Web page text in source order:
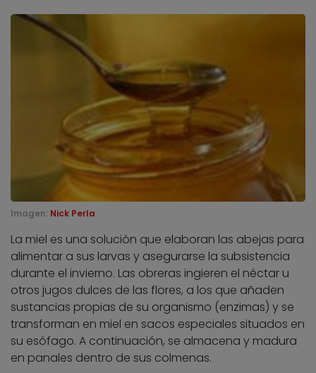
Imagen: Nick Perla
La miel es una solución que elaboran las abejas para
alimentar a sus larvas y asegurarse la subsistencia
durante el invierno. Las obreras ingieren el néctar u
otros jugos dulces de las flores, a los que añaden
sustancias propias de su organismo (enzimas) y se
transforman en miel en sacos especiales situados en
su esófago. A continuación, se almacena y madura
en panales dentro de sus colmenas.